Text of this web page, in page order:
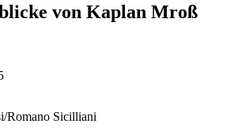
von Kaplan Mroß
Romano Sicilliani